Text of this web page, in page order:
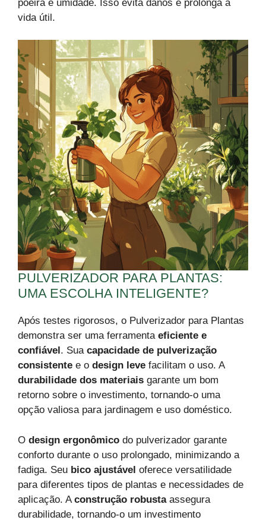
poeira e umidade. Isso evita danos e prolonga a
vida útil.
PULVERIZADOR PARA PLANTAS:
UMA ESCOLHA INTELIGENTE?
Após testes rigorosos, o Pulverizador para Plantas
demonstra ser uma ferramenta eficiente e
confiável . Sua capacidade de pulverização
consistente e o design leve facilitam o uso. A
durabilidade dos materiais garante um bom
retorno sobre o investimento, tornando-o uma
opção valiosa para jardinagem e uso doméstico.
O design ergonômico do pulverizador garante
conforto durante o uso prolongado, minimizando a
fadiga. Seu bico ajustável oferece versatilidade
para diferentes tipos de plantas e necessidades de
aplicação. A construção robustaassegura
durabilidade, tornando-o um investimento